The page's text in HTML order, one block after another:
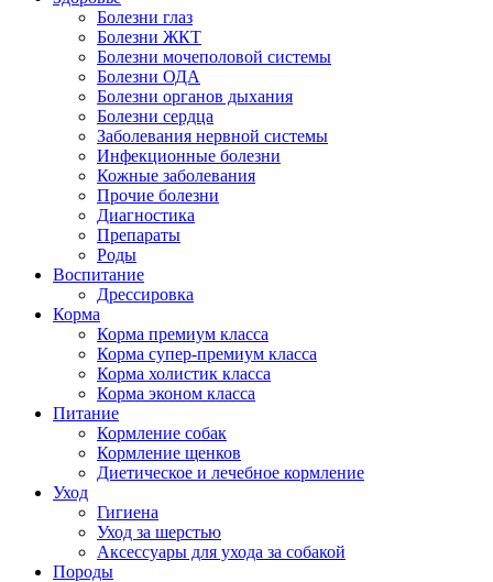
Болезни глаз
Болезни ЖКТ
Болезни мочеполовой системы
Болезни ОДА
Болезни органов дыхания
Болезни сердца
Заболевания нервной системы
Инфекционные болезни
Кожные заболевания
Прочие болезни
Диагностика
Препараты
Роды
Воспитание
Дрессировка
Корма
Корма премиум класса
Корма супер-премиум класса
Корма холистик класса
Корма эконом класса
Питание
Кормление собак
Кормление щенков
Диетическое и лечебное кормление
Уход
Гигиена
Уход за шерстью
Аксессуары для ухода за собакой
Породы